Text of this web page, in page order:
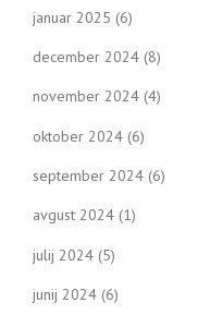
januar 2025 (6)
december 2024 (8)
november 2024 (4)
oktober 2024 (6)
september 2024 (6)
avgust 2024 (1)
julij 2024 (5)
junij 2024 (6)